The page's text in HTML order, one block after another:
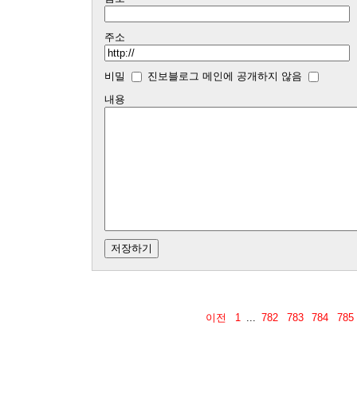
주소
비밀
진보블로그 메인에 공개하지 않음
내용
이전 1 782 783 784 785